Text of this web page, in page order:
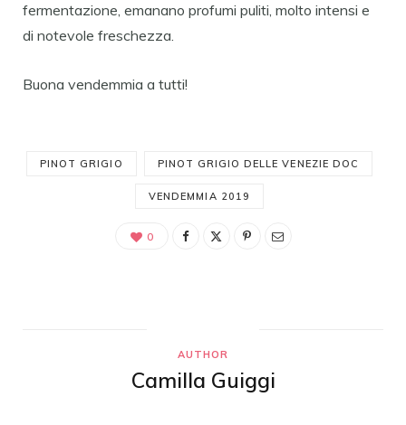
fermentazione, emanano profumi puliti, molto intensi e
di notevole freschezza.
Buona vendemmia a tutti!
PINOT GRIGIO PINOT GRIGIO DELLE VENEZIE DOC
VENDEMMIA 2019
0
AUTHOR
Camilla Guiggi